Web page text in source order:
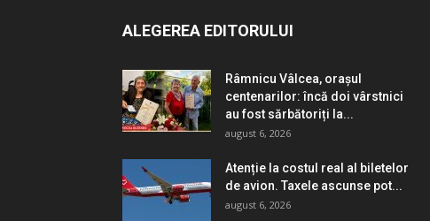
ALEGEREA EDITORULUI
Râmnicu Vâlcea, orașul
centenarilor: încă doi vârstnici
au fost sărbătoriți la...
august 6, 2026
Atenție la costul real al biletelor
de avion. Taxele ascunse pot...
august 6, 2026